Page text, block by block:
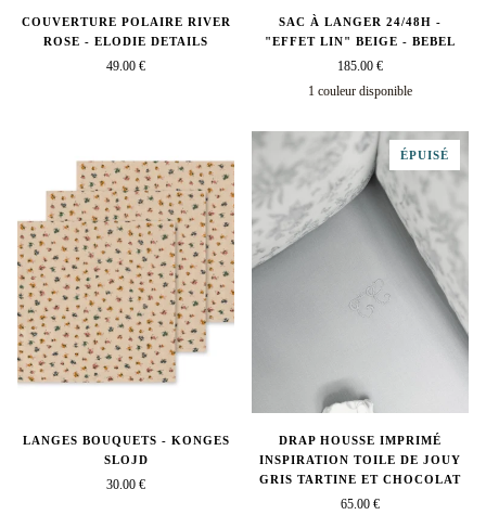
COUVERTURE POLAIRE RIVER
ROSE - ELODIE DETAILS
49.00 €
SAC À LANGER 24/48H -
"EFFET LIN" BEIGE - BEBEL
185.00 €
1 couleur disponible
beige
LANGES BOUQUETS - KONGES
SLOJD
30.00 €
ÉPUISÉ
DRAP HOUSSE IMPRIMÉ
INSPIRATION TOILE DE JOUY
GRIS TARTINE ET CHOCOLAT
65.00 €